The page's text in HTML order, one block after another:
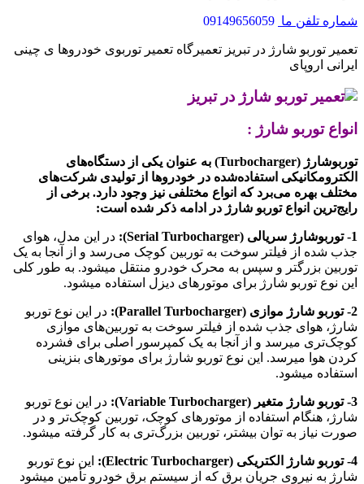
شماره تلفن ما
تعمیر توربو شارژ در تبریز تعمیرگاه تعمیر توربوی خودروها ی چینی
ایرانی اروپای
انواع توربو شارژ :
توربوشارژ (Turbocharger) به عنوان یکی از دستگاه‌های
الکترومکانیکی استفاده‌شده در خودروها از تولیدی شرکت‌های
مختلف بهره می‌برد که انواع مختلفی نیز وجود دارد. برخی از
رایج‌ترین انواع توربو شارژ در ادامه ذکر شده است:
1- توربوشارژ سریالی (Serial Turbocharger):
در این مدل، هوای
جذب شده از فیلتر سوخت به توربین کوچک می‌رسد و از آنجا به یک
توربین بزرگتر و سپس به محرک خودرو منتقل میشود. به طور کلی
این نوع توربو شارژ برای موتورهای دیزل استفاده میشود.
2- توربو شارژ موازی (Parallel Turbocharger):
در این نوع توربو
شارژ، هوای جذب شده از فیلتر سوخت به توربین‌های موازی
کوچک‌تری میرسد و از آنجا به یک کمپرسور اصلی برای فشرده
کردن هوا میرسد. این نوع توربو شارژ برای موتورهای بنزینی
استفاده میشود.
3- توربو شارژ متغیر (Variable Turbocharger):
در این نوع توربو
شارژ، هنگام استفاده از موتورهای کوچک، توربین کوچک‌تر و در
صورت نیاز به توان بیشتر، توربین بزرگ‌تری به کار گرفته میشود.
4- توربو شارژ الکتریکی (Electric Turbocharger):
این نوع توربو
شارژ به نیروی جریان برق که از سیستم برق خودرو تأمین میشود